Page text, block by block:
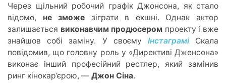
Через щільний робочий графік Джонсона, як стало
відомо, не зможе зіграти в екшні. Однак актор
залишається виконавчим продюсером проекту і вже
знайшов собі заміну. У своєму ІнстаграміСкала
повідомив, що головну роль у «Директиві Дженсона»
виконає інший професійний рестлер, який замінив
ринг кінокар’єрою, — Джон Сіна.